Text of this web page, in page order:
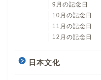
9月の記念日
10月の記念日
11月の記念日
12月の記念日
日本文化